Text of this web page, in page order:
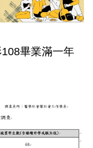
畢業滿一年